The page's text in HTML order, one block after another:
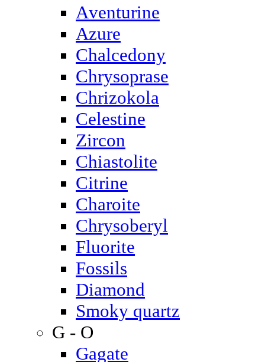
Аventurine
Azure
Chalcedony
Chrysoprase
Chrizokola
Celestine
Zircon
Chiastolite
Citrine
Charoite
Chrysoberyl
Fluorite
Fossils
Diamond
Smoky quartz
G - O
Gagate